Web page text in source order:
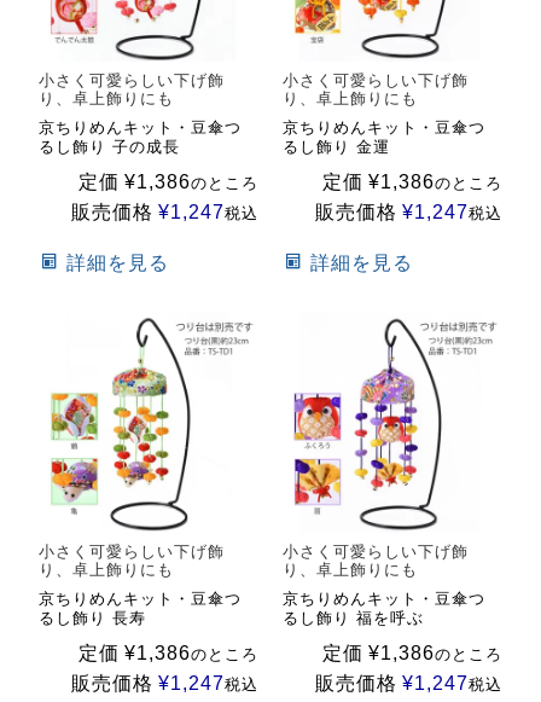
小さく可愛らしい下げ飾
り、卓上飾りにも
京ちりめんキット・豆傘つ
るし飾り 子の成長
定価 ¥1,386のところ
販売価格 ¥1,247税込
詳細を見る
小さく可愛らしい下げ飾
り、卓上飾りにも
京ちりめんキット・豆傘つ
るし飾り 金運
定価 ¥1,386のところ
販売価格 ¥1,247税込
詳細を見る
小さく可愛らしい下げ飾
り、卓上飾りにも
京ちりめんキット・豆傘つ
るし飾り 長寿
定価 ¥1,386のところ
販売価格 ¥1,247税込
小さく可愛らしい下げ飾
り、卓上飾りにも
京ちりめんキット・豆傘つ
るし飾り 福を呼ぶ
定価 ¥1,386のところ
販売価格 ¥1,247税込